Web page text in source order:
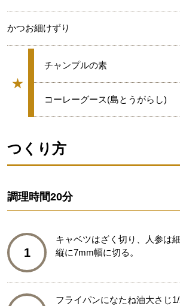
かつお細けずり
★
グループ
★
チャンプルの素
★
コーレーグース(島とうがらし)
つくり方
調理時間20分
1
キャベツはざく切り、人参は
縦に7mm幅に切る。
フライパンになたね油大さじ